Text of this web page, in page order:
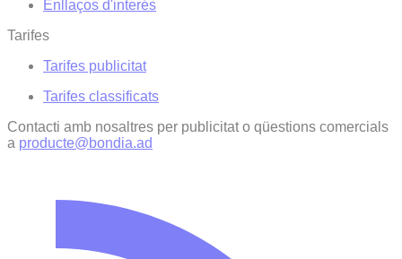
Enllaços d'interés
Tarifes
Tarifes publicitat
Tarifes classificats
Contacti amb nosaltres per publicitat o qüestions comercials
a producte@bondia.ad